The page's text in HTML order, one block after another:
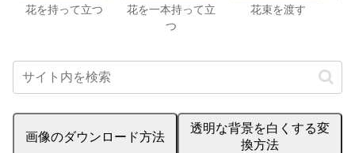
花を持って立つ
花を一本持って立
つ
花束を渡す
画像のダウンロード方法
透明な背景を白くする変
換方法